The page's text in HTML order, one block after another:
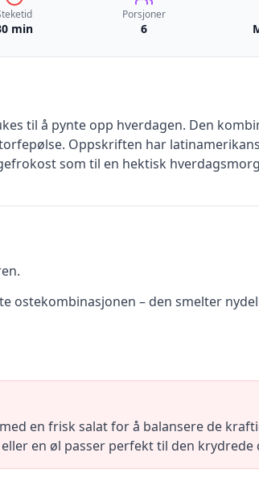
min
Porsjoner
6
til å pynte opp hverdagen. Den
Oppskriften har
som til en hektisk
ostekombinasjonen – den smelter
en frisk salat for å balansere de
en øl passer perfekt til den krydrede